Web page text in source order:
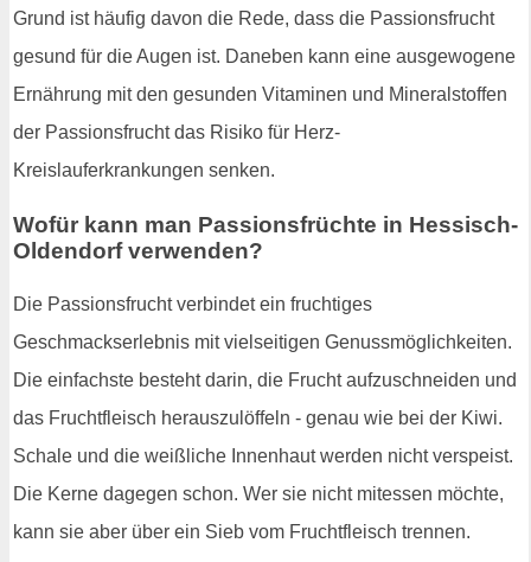
Grund ist häufig davon die Rede, dass die Passionsfrucht
gesund für die Augen ist. Daneben kann eine ausgewogene
Ernährung mit den gesunden Vitaminen und Mineralstoffen
der Passionsfrucht das Risiko für Herz-
Kreislauferkrankungen senken.
Wofür kann man Passionsfrüchte in Hessisch-
Oldendorf verwenden?
Die Passionsfrucht verbindet ein fruchtiges
Geschmackserlebnis mit vielseitigen Genussmöglichkeiten.
Die einfachste besteht darin, die Frucht aufzuschneiden und
das Fruchtfleisch herauszulöffeln - genau wie bei der Kiwi.
Schale und die weißliche Innenhaut werden nicht verspeist.
Die Kerne dagegen schon. Wer sie nicht mitessen möchte,
kann sie aber über ein Sieb vom Fruchtfleisch trennen.